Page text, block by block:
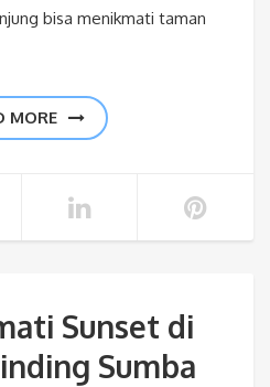
bisa menikmati taman
MORE
Sunset di
Sumba